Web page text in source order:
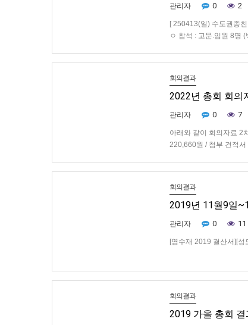
관리자 0 2
[ 250413(일) 수도권종
ㅇ 참석 : 고문.임원 8명
회의결과
2022년 총회 회의
관리자 0 7
아래와 같이 회의자료 2
220,660원 / 첨부 견적
회의결과
2019년 11월9일
관리자 0 11
[염수재 2019 결산서][성
회의결과
2019 가을 총회